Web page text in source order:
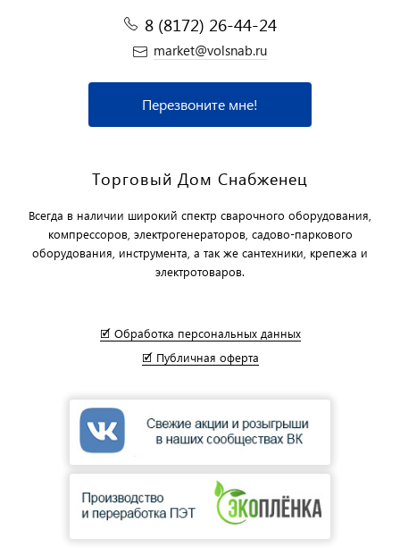
8 (8172) 26-44-24
market@volsnab.ru
Перезвоните мне!
Торговый Дом Снабженец
Всегда в наличии широкий спектр сварочного оборудования,
компрессоров, электрогенераторов, садово-паркового
оборудования, инструмента, а так же сантехники, крепежа и
электротоваров.
🗹 Обработка персональных данных
🗹 Публичная оферта